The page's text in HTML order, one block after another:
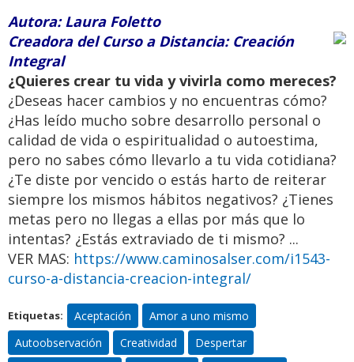
Autora: Laura Foletto
Creadora del Curso a Distancia: Creación
Integral
¿Quieres crear tu vida y vivirla como mereces?
¿Deseas hacer cambios y no encuentras cómo?
¿Has leído mucho sobre desarrollo personal o
calidad de vida o espiritualidad o autoestima,
pero no sabes cómo llevarlo a tu vida cotidiana?
¿Te diste por vencido o estás harto de reiterar
siempre los mismos hábitos negativos? ¿Tienes
metas pero no llegas a ellas por más que lo
intentas? ¿Estás extraviado de ti mismo? ...
VER MAS: https://www.caminosalser.com/i1543-
curso-a-distancia-creacion-integral/
Etiquetas: Aceptación
Amor a uno mismo
Autoobservación
Creatividad
Despertar